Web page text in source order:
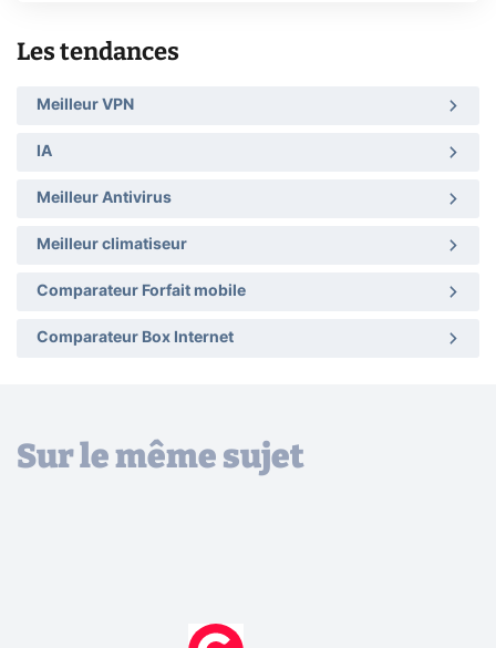
Les tendances
Meilleur VPN
IA
Meilleur Antivirus
Meilleur climatiseur
Comparateur Forfait mobile
Comparateur Box Internet
Sur le même sujet